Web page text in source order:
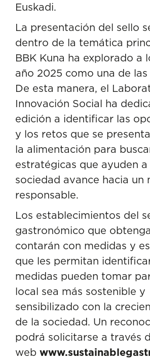
Euskadi.
La presentación del sello
dentro de la temática
BBK Kuna ha explorado a
año 2025 como una de las
De esta manera, el
Innovación Social ha
edición a identificar las
y los retos que se
la alimentación para
estratégicas que ayuden a
sociedad avance hacia un
responsable.
Los establecimientos del
gastronómico que
contarán con medidas y
que les permitan
medidas pueden tomar
local sea más sostenible y
sensibilizado con la
de la sociedad. Un
podrá solicitarse a través
web